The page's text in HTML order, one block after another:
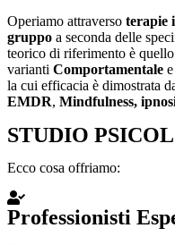
Operiamo attraverso terapie
gruppo a seconda delle
teorico di riferimento è quello
varianti Comportamentale e
la cui efficacia è dimostrata
EMDR, Mindfulness,
STUDIO
Ecco cosa offriamo:
Professionisti